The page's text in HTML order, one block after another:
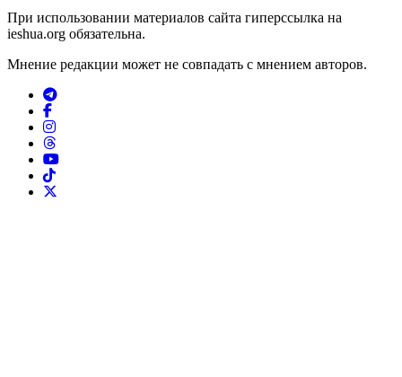
При использовании материалов сайта гиперссылка на
ieshua.org обязательна.
Мнение редакции может не совпадать с мнением авторов.